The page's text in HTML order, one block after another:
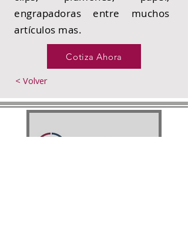
engrapadoras entre muchos
artículos mas.
Cotiza Ahora
< Volver